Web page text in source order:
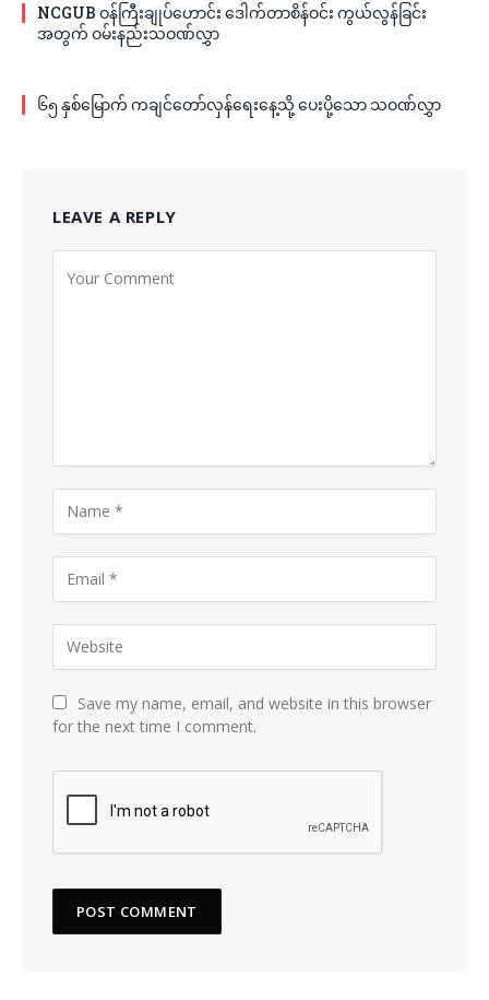
NCGUB ဝန်ကြီးချုပ်ဟောင်း ဒေါက်တာစိန်ဝင်း ကွယ်လွန်ခြင်း
အတွက် ဝမ်းနည်းသဝဏ်လွှာ
၆၅ နှစ်မြောက် ကချင်တော်လှန်ရေးနေ့သို့ ပေးပို့သော သဝဏ်လွှာ
LEAVE A REPLY
Save my name, email, and website in this browser
for the next time I comment.